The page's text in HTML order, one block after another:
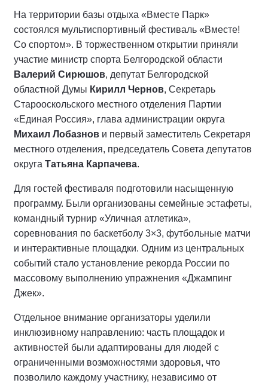
На территории базы отдыха «Вместе Парк»
состоялся мультиспортивный фестиваль «Вместе!
Со спортом». В торжественном открытии приняли
участие министр спорта Белгородской области
Валерий Сирюшов, депутат Белгородской
областной Думы Кирилл Чернов, Секретарь
Старооскольского местного отделения Партии
«Единая Россия», глава администрации округа
Михаил Лобазнов и первый заместитель Секретаря
местного отделения, председатель Совета депутатов
округа Татьяна Карпачева.
Для гостей фестиваля подготовили насыщенную
программу. Были организованы семейные эстафеты,
командный турнир «Уличная атлетика»,
соревнования по баскетболу 3×3, футбольные матчи
и интерактивные площадки. Одним из центральных
событий стало установление рекорда России по
массовому выполнению упражнения «Джампинг
Джек».
Отдельное внимание организаторы уделили
инклюзивному направлению: часть площадок и
активностей были адаптированы для людей с
ограниченными возможностями здоровья, что
позволило каждому участнику, независимо от